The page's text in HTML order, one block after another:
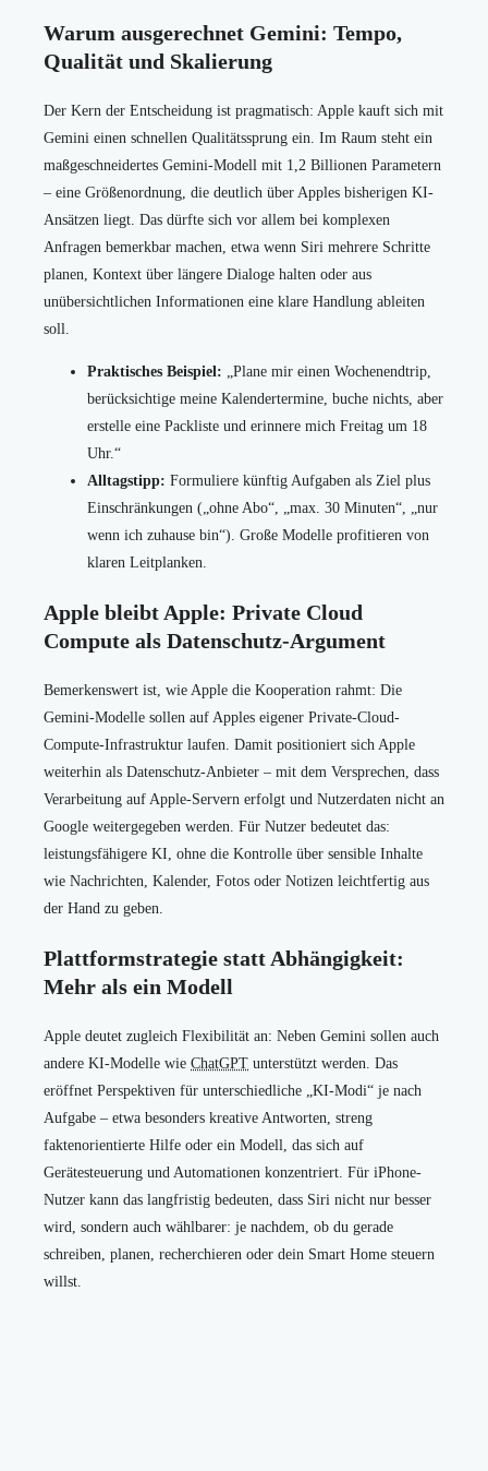
Warum ausgerechnet Gemini: Tempo,
Qualität und Skalierung
Der Kern der Entscheidung ist pragmatisch: Apple kauft sich mit
Gemini einen schnellen Qualitätssprung ein. Im Raum steht ein
maßgeschneidertes Gemini-Modell mit 1,2 Billionen Parametern
– eine Größenordnung, die deutlich über Apples bisherigen KI-
Ansätzen liegt. Das dürfte sich vor allem bei komplexen
Anfragen bemerkbar machen, etwa wenn Siri mehrere Schritte
planen, Kontext über längere Dialoge halten oder aus
unübersichtlichen Informationen eine klare Handlung ableiten
soll.
Praktisches Beispiel: „Plane mir einen Wochenendtrip,
berücksichtige meine Kalendertermine, buche nichts, aber
erstelle eine Packliste und erinnere mich Freitag um 18
Uhr.“
Alltagstipp: Formuliere künftig Aufgaben als Ziel plus
Einschränkungen („ohne Abo“, „max. 30 Minuten“, „nur
wenn ich zuhause bin“). Große Modelle profitieren von
klaren Leitplanken.
Apple bleibt Apple: Private Cloud
Compute als Datenschutz-Argument
Bemerkenswert ist, wie Apple die Kooperation rahmt: Die
Gemini-Modelle sollen auf Apples eigener Private-Cloud-
Compute-Infrastruktur laufen. Damit positioniert sich Apple
weiterhin als Datenschutz-Anbieter – mit dem Versprechen, dass
Verarbeitung auf Apple-Servern erfolgt und Nutzerdaten nicht an
Google weitergegeben werden. Für Nutzer bedeutet das:
leistungsfähigere KI, ohne die Kontrolle über sensible Inhalte
wie Nachrichten, Kalender, Fotos oder Notizen leichtfertig aus
der Hand zu geben.
Plattformstrategie statt Abhängigkeit:
Mehr als ein Modell
Apple deutet zugleich Flexibilität an: Neben Gemini sollen auch
andere KI-Modelle wie ChatGPT unterstützt werden. Das
eröffnet Perspektiven für unterschiedliche „KI-Modi“ je nach
Aufgabe – etwa besonders kreative Antworten, streng
faktenorientierte Hilfe oder ein Modell, das sich auf
Gerätesteuerung und Automationen konzentriert. Für iPhone-
Nutzer kann das langfristig bedeuten, dass Siri nicht nur besser
wird, sondern auch wählbarer: je nachdem, ob du gerade
schreiben, planen, recherchieren oder dein Smart Home steuern
willst.